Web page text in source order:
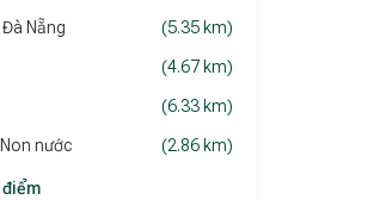
Nẵng (5.35 km)
(4.67 km)
(6.33 km)
nước (2.86 km)
điểm